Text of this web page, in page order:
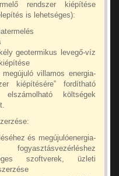
rendszer kiépítése
is lehetséges):
geotermikus levegő-víz
villamos energia-
kiépítésére” fordítható
költségek
és megújulóenergia-
szoftverek, üzleti